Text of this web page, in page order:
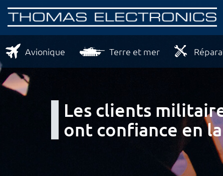
Avionique Terre et mer
Les clients
ont confiance en